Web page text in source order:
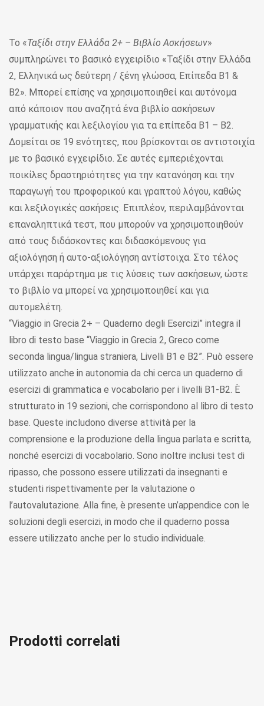
Το «Ταξίδι στην Ελλάδα 2+ – Βιβλίο Ασκήσεων»
συμπληρώνει το βασικό εγχειρίδιο «Ταξίδι στην Ελλάδα
2, Ελληνικά ως δεύτερη / ξένη γλώσσα, Επίπεδα Β1 &
Β2». Μπορεί επίσης να χρησιμοποιηθεί και αυτόνομα
από κάποιον που αναζητά ένα βιβλίο ασκήσεων
γραμματικής και λεξιλογίου για τα επίπεδα Β1 – Β2.
Δομείται σε 19 ενότητες, που βρίσκονται σε αντιστοιχία
με το βασικό εγχειρίδιο. Σε αυτές εμπεριέχονται
ποικίλες δραστηριότητες για την κατανόηση και την
παραγωγή του προφορικού και γραπτού λόγου, καθώς
και λεξιλογικές ασκήσεις. Επιπλέον, περιλαμβάνονται
επαναληπτικά τεστ, που μπορούν να χρησιμοποιηθούν
από τους διδάσκοντες και διδασκόμενους για
αξιολόγηση ή αυτο-αξιολόγηση αντίστοιχα. Στο τέλος
υπάρχει παράρτημα με τις λύσεις των ασκήσεων, ώστε
το βιβλίο να μπορεί να χρησιμοποιηθεί και για
αυτομελέτη.
“Viaggio in Grecia 2+ – Quaderno degli Esercizi” integra il
libro di testo base “Viaggio in Grecia 2, Greco come
seconda lingua/lingua straniera, Livelli B1 e B2”. Può essere
utilizzato anche in autonomia da chi cerca un quaderno di
esercizi di grammatica e vocabolario per i livelli B1-B2. È
strutturato in 19 sezioni, che corrispondono al libro di testo
base. Queste includono diverse attività per la
comprensione e la produzione della lingua parlata e scritta,
nonché esercizi di vocabolario. Sono inoltre inclusi test di
ripasso, che possono essere utilizzati da insegnanti e
studenti rispettivamente per la valutazione o
l’autovalutazione. Alla fine, è presente un’appendice con le
soluzioni degli esercizi, in modo che il quaderno possa
essere utilizzato anche per lo studio individuale.
Prodotti correlati